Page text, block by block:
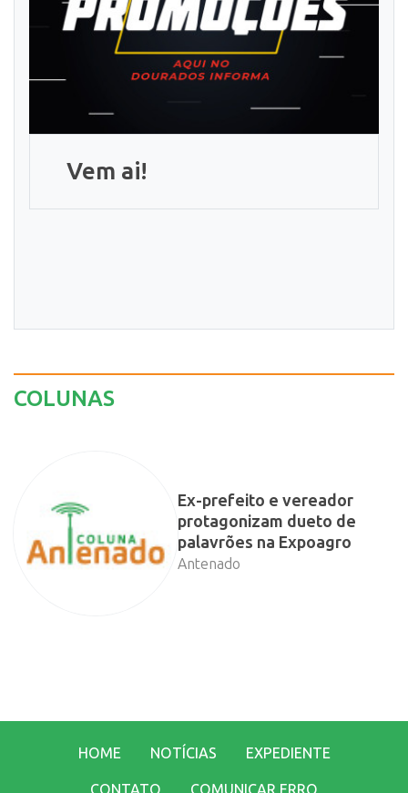
Vem ai!
COLUNAS
Ex-prefeito e vereador
protagonizam dueto de
palavrões na Expoagro
Antenado
HOME NOTÍCIAS EXPEDIENTE